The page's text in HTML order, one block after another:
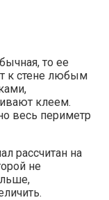
то ее
к стене любым
клеем.
весь периметр
рассчитан на
не